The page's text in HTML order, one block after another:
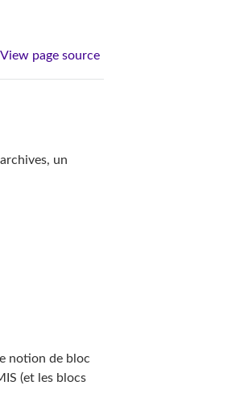
View page source
un
notion de bloc
(et les blocs